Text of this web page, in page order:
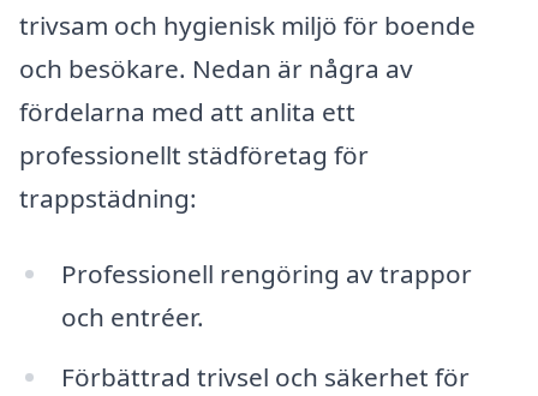
trivsam och hygienisk miljö för boende
och besökare. Nedan är några av
fördelarna med att anlita ett
professionellt städföretag för
trappstädning:
Professionell rengöring av trappor
och entréer.
Förbättrad trivsel och säkerhet för